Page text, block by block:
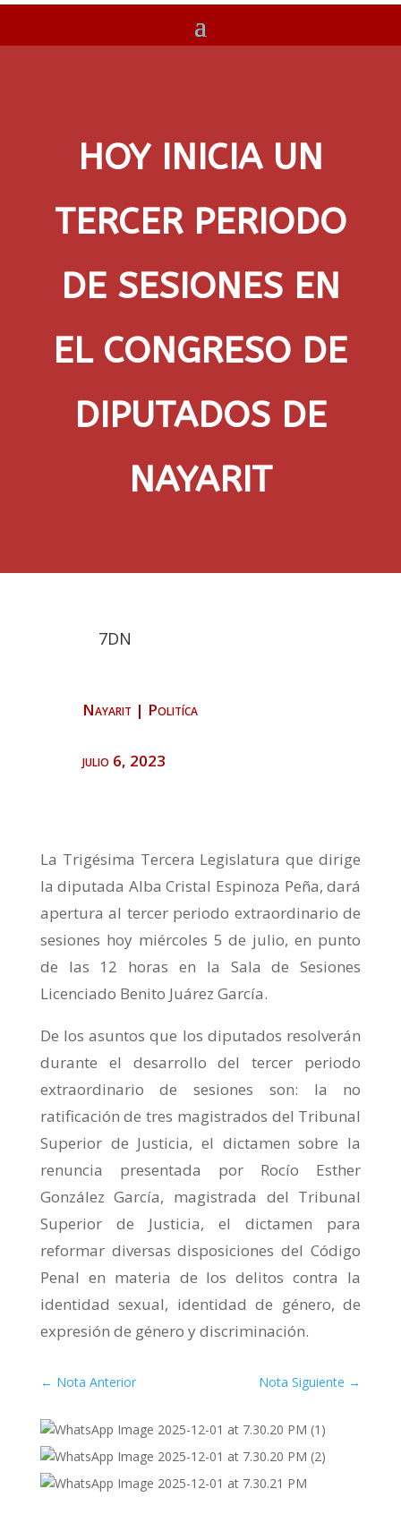
HOY INICIA UN
TERCER PERIODO
DE SESIONES EN
EL CONGRESO DE
DIPUTADOS DE
NAYARIT
7DN
Nayarit | Politíca
julio 6, 2023
La Trigésima Tercera Legislatura que dirige
la diputada Alba Cristal Espinoza Peña, dará
apertura al tercer periodo extraordinario de
sesiones hoy miércoles 5 de julio, en punto
de las 12 horas en la Sala de Sesiones
Licenciado Benito Juárez García.
De los asuntos que los diputados resolverán
durante el desarrollo del tercer periodo
extraordinario de sesiones son: la no
ratificación de tres magistrados del Tribunal
Superior de Justicia, el dictamen sobre la
renuncia presentada por Rocío Esther
González García, magistrada del Tribunal
Superior de Justicia, el dictamen para
reformar diversas disposiciones del Código
Penal en materia de los delitos contra la
identidad sexual, identidad de género, de
expresión de género y discriminación.
← Nota Anterior Nota Siguiente →